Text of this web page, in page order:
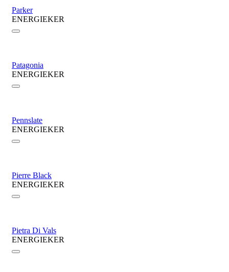
Parker
ENERGIEKER
Patagonia
ENERGIEKER
Pennslate
ENERGIEKER
Pierre Black
ENERGIEKER
Pietra Di Vals
ENERGIEKER